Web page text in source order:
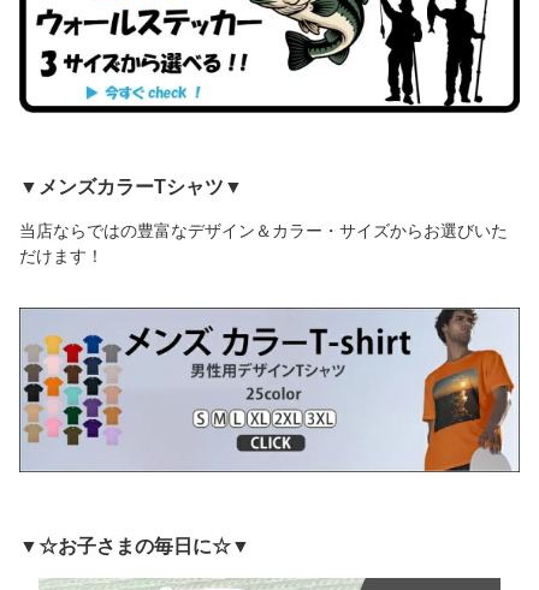
▼メンズカラーTシャツ▼
当店ならではの豊富なデザイン＆カラー・サイズからお選びいた
だけます！
▼☆お子さまの毎日に☆▼